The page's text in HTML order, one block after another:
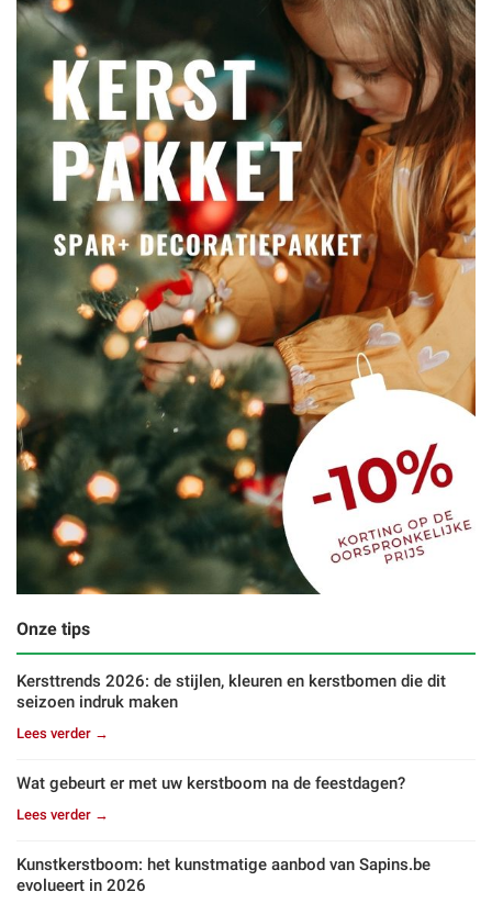
Onze tips
Kersttrends 2026: de stijlen, kleuren en kerstbomen die dit
seizoen indruk maken
Lees verder →
Wat gebeurt er met uw kerstboom na de feestdagen?
Lees verder →
Kunstkerstboom: het kunstmatige aanbod van Sapins.be
evolueert in 2026